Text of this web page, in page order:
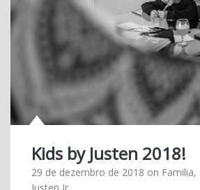
Kids by Justen 2018!
29 de dezembro de 2018 on Familia,